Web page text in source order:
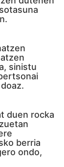
sinistu
duen rocka
berria
ondo,